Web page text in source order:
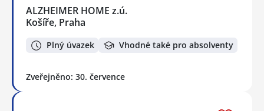
ALZHEIMER HOME z.ú.
Košíře, Praha
Plný úvazek Vhodné také pro absolventy
Zveřejněno: 30. července